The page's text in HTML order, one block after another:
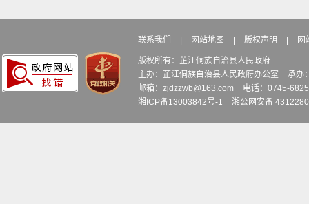
联系我们 网站地图 版权声明 网
版权所有：芷江侗族自治县人民政府
主办：芷江侗族自治县人民政府办公室
承办
邮箱：zjdzzwb@163.com
电话：0745-
湘ICP备13003842号-1
湘公网安备